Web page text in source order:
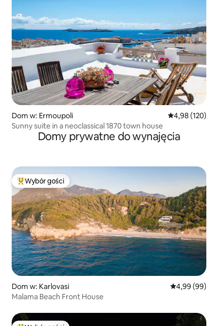
Dom w: Ermoupoli Średnia
4,98 (120)
Sunny suite in a neoclassical 1870 town house
Domy prywatne do wynajęcia
Najpopularniejsze z kategorii Wybór gości
Wybór gości
Dom w: Karlovasi Średnia
4,99 (99)
Malama Beach Front House